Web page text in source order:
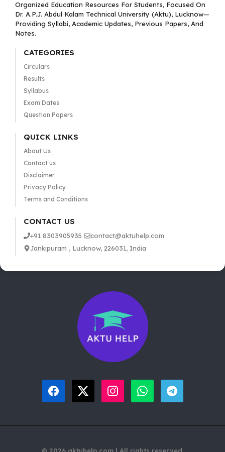
Organized Education Resources For Students, Focused On
Dr. A.P.J. Abdul Kalam Technical University (Aktu), Lucknow—
Providing Syllabi, Academic Updates, Previous Papers, And
Notes.
CATEGORIES
Circulars
Results
Syllabus
Exam Dates
Question Papers
QUICK LINKS
About Us
Contact us
Disclaimer
Privacy Policy
Terms and Conditions
CONTACT US
+91 8303905935
contact@aktuhelp.com
Jankipuram , Lucknow, 226031, India